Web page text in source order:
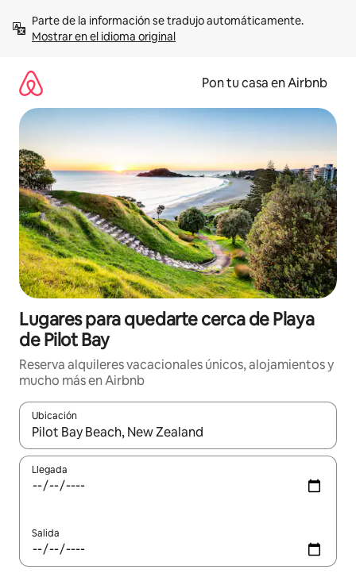
contenidoMostrar en el idioma original
Pon tu casa en Airbnb
Lugares para quedarte cerca de Playa
de Pilot Bay
Reserva alquileres vacacionales únicos, alojamientos y
mucho más en Airbnb
Ubicación
Cuando los resultados estén disponibles, navega con las
Llegada
Salida